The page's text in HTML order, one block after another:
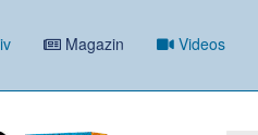
Magazin Videos